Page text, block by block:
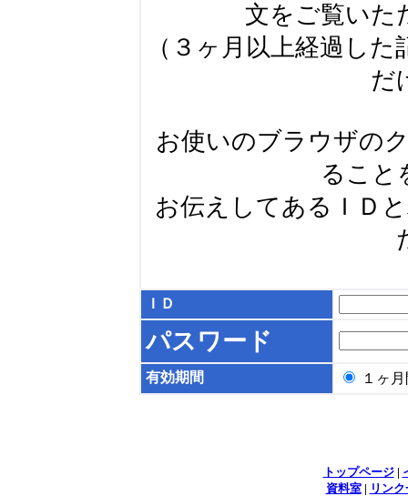
文をご覧いた
（３ヶ月以上経過し
だ
お使いのブラウザの
ること
お伝えしてあるＩＤ
ＩＤ
パスワード
有効期間 １ヶ
トップページ|
資料室| リン